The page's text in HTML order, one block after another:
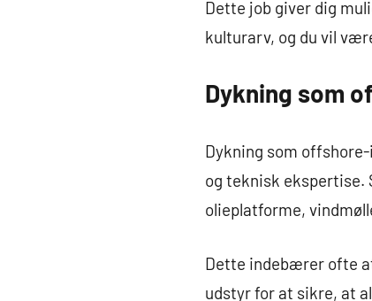
Dette job giver dig
kulturarv, og du vil
Dykning som
Dykning som
og teknisk ekspertise.
olieplatforme,
Dette indebærer ofte
udstyr for at sikre, at